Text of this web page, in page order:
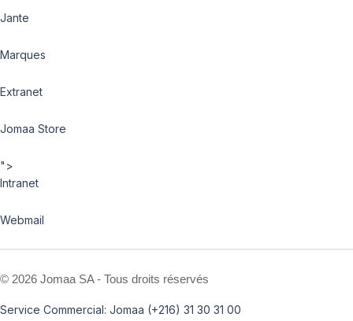
Jante
Marques
Extranet
Jomaa Store
">
Intranet
Webmail
© 2026 Jomaa SA - Tous droits réservés
Service Commercial: Jomaa (+216) 31 30 31 00